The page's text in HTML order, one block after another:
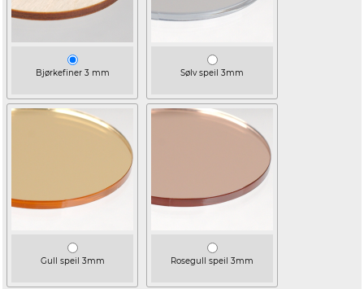
Bjørkefiner 3 mm Sølv speil 3mm
Gull speil 3mm Rosegull speil 3mm